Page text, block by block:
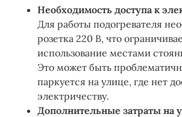
Необходимость доступа к
Для работы подогревателя
розетка 220 В, что
использование местами
Это может быть
паркуется на улице, где нет
электричеству.
Дополнительные затраты на